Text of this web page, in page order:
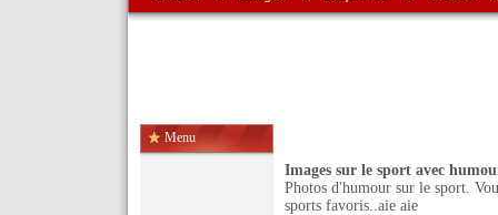
Menu
Images sur le sport avec
Photos d'humour sur le sport.
sports favoris..aie aie